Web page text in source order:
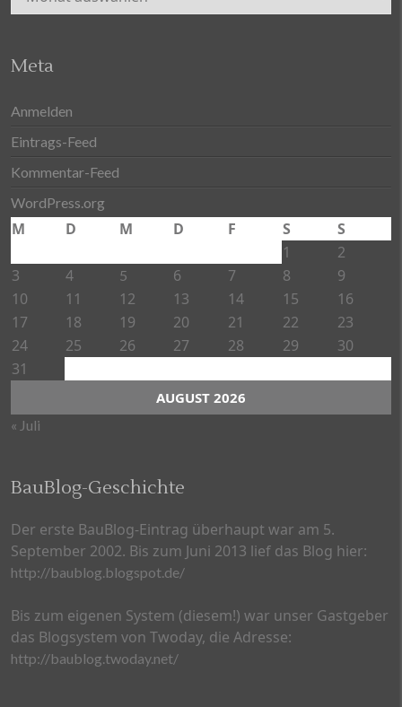
Meta
Anmelden
Eintrags-Feed
Kommentar-Feed
WordPress.org
AUGUST 2026
M D M D F S
S
1
2
3
4 5 6 7 8
9
10
11 12 13 14 15
16
17
18 19 20 21 22
23
24
25 26 27 28 29
30
31
« Juli
BauBlog-Geschichte
Der erste BauBlog-Eintrag überhaupt war am 5.
September 2002. Bis zum Juni 2013 lief das Blog hier:
http://baublog.blogspot.de/
Bis zum eigenen System (diesem!) war unser Gastgeber
das Blogsystem von Twoday, die Adresse:
http://baublog.twoday.net/